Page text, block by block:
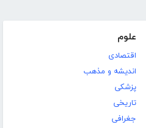
علوم
اقتصادی
اندیشه و مذهب
پزشکی
تاریخی
جغرافی